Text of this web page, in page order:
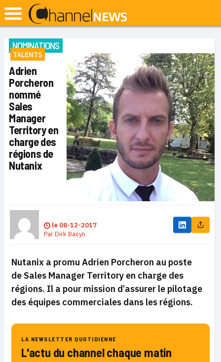
NOMINATIONS
TALENTS
Adrien
Porcheron
nommé
Sales
Manager
Territory en
charge des
régions de
Nutanix
le 08-12-2017
ParDirk Basyn
Nutanix a promu Adrien Porcheron au poste
de Sales Manager Territory en charge des
régions. Il a pour mission d’assurer le pilotage
des équipes commerciales dans les régions.
LA NEWSLETTER QUOTIDIENNE
L'actu du channel chaque matin